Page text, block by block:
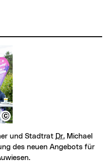
und Stadtrat Dr. Michael
des neuen Angebots für